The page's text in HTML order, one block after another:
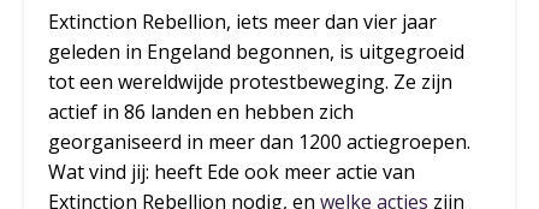
Extinction Rebellion, iets meer dan vier jaar
geleden in Engeland begonnen, is uitgegroeid
tot een wereldwijde protestbeweging. Ze zijn
actief in 86 landen en hebben zich
georganiseerd in meer dan 1200 actiegroepen.
Wat vind jij: heeft Ede ook meer actie van
Extinction Rebellion nodig, en welke acties zijn